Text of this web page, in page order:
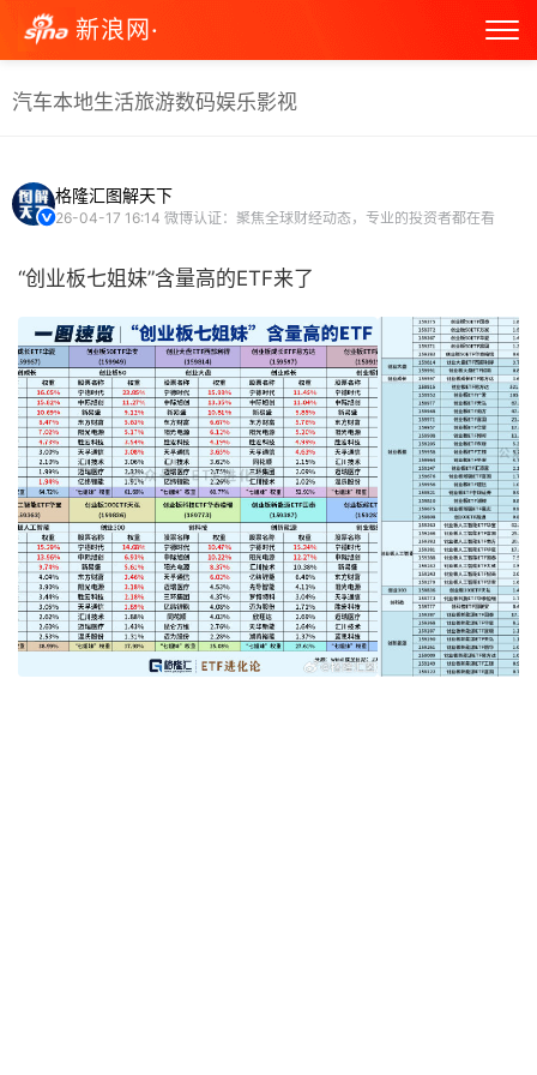
新浪网·
汽车本地生活旅游数码娱乐影视
格隆汇图解天下
26-04-17 16:14 微博认证：聚焦全球财经动态，专业的投资者都在看
“创业板七姐妹”含量高的ETF来了 ​